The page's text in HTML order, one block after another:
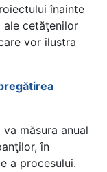
înainte
ale cetăţenilor
vor ilustra
măsura anual
în
a procesului.